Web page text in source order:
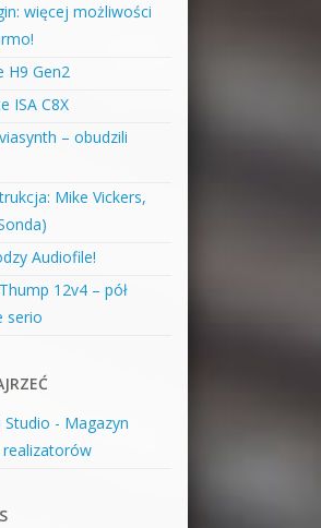
więcej możliwości
H9 Gen2
ISA C8X
– obudzili
Mike Vickers,
Audiofile!
12v4 – pół
serio
Studio - Magazyn